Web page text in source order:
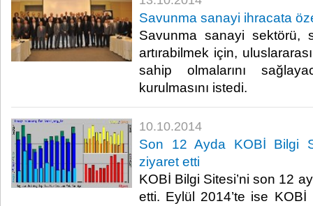
Savunma sanayi ihracata
Savunma sanayi sektörü,
artırabilmek için,
sahip olmalarını
kurulmasını istedi. ​
10.10.2014
Son 12 Ayda KOBİ Bilgi
ziyaret etti
KOBİ Bilgi Sitesi’ni son 12
etti. Eylül 2014’te ise KOBİ